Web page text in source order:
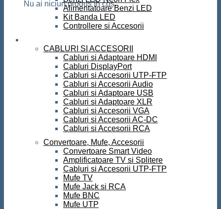
Nu ai niciun produs în coș.
Alimentatoare Benzi LED
Kit Banda LED
Controllere si Accesorii
CABLURI SI ACCESORII
Cabluri si Adaptoare HDMI
Cabluri DisplayPort
Cabluri si Accesorii UTP-FTP
Cabluri si Accesorii Audio
Cabluri si Adaptoare USB
Cabluri si Adaptoare XLR
Cabluri si Accesorii VGA
Cabluri si Accesorii AC-DC
Cabluri si Accesorii RCA
Convertoare, Mufe, Accesorii
Convertoare Smart Video
Amplificatoare TV si Splitere
Cabluri si Accesorii UTP-FTP
Mufe TV
Mufe Jack si RCA
Mufe BNC
Mufe UTP